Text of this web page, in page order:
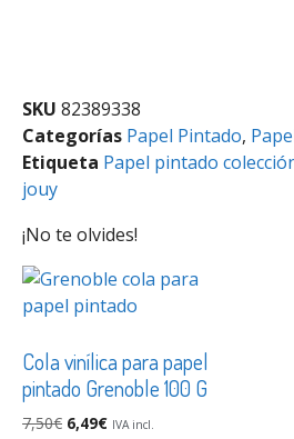
SKU 82389338
Categorías Papel Pintado,
Etiqueta Papel pintado
jouy
¡No te olvides!
Cola vinílica para papel
pintado Grenoble 100 G
7,50€ 6,49€ IVA incl.